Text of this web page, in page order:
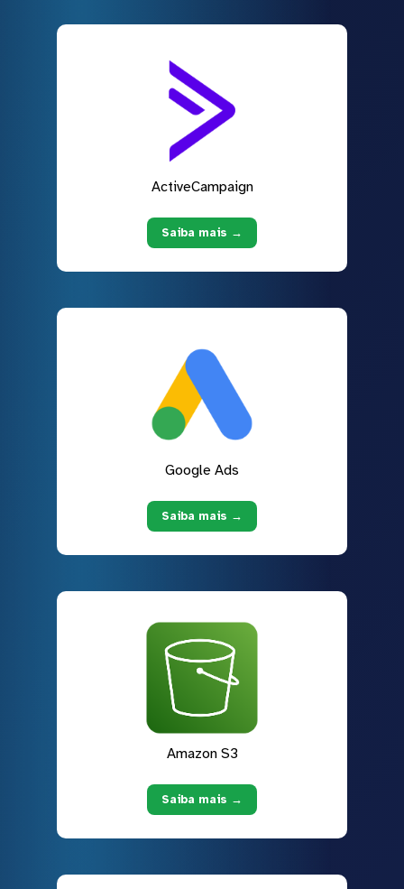
ActiveCampaign
Saiba mais →
Google Ads
Saiba mais →
Amazon S3
Saiba mais →